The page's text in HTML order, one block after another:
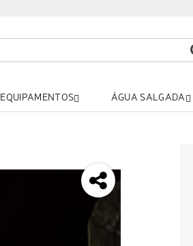
EQUIPAMENTOS ÁGUA SALGADA